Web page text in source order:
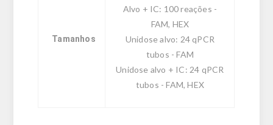
Tamanhos
Alvo + IC: 100 reações -
FAM, HEX
Unidose alvo: 24 qPCR
tubos - FAM
Unidose alvo + IC: 24 qPCR
tubos - FAM, HEX